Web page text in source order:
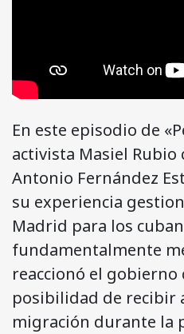
En este episodio de
activista Masiel Rubio
Antonio Fernández
su experiencia
Madrid para los
fundamentalmente
reaccionó el gobierno
posibilidad de recibir
migración durante la